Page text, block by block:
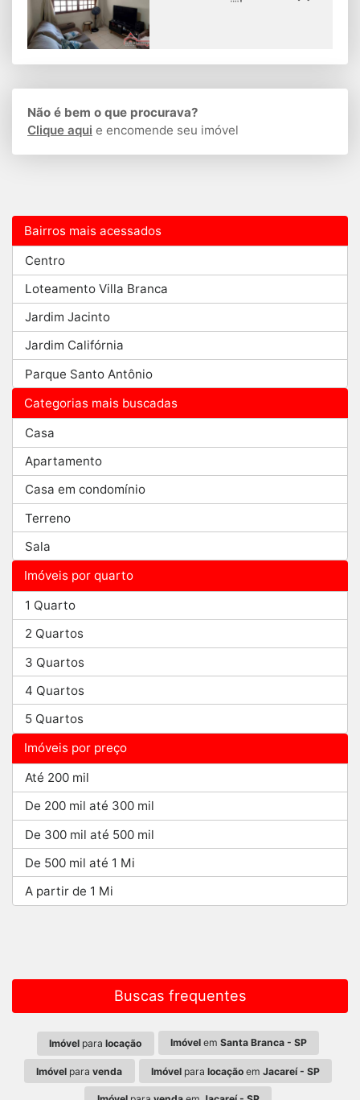
Não é bem o que procurava?
Clique aqui e encomende seu imóvel
Bairros mais acessados
Centro
Loteamento Villa Branca
Jardim Jacinto
Jardim Califórnia
Parque Santo Antônio
Categorias mais buscadas
Casa
Apartamento
Casa em condomínio
Terreno
Sala
Imóveis por quarto
1 Quarto
2 Quartos
3 Quartos
4 Quartos
5 Quartos
Imóveis por preço
Até 200 mil
De 200 mil até 300 mil
De 300 mil até 500 mil
De 500 mil até 1 Mi
A partir de 1 Mi
Buscas frequentes
Imóvel paralocação Imóvelem Santa Branca - SP
Imóvel paravenda Imóvelpara locaçãoem Jacareí - SP